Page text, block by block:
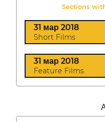
Sections
31 мар 2018
Short Films
31 мар 2018
Feature Films